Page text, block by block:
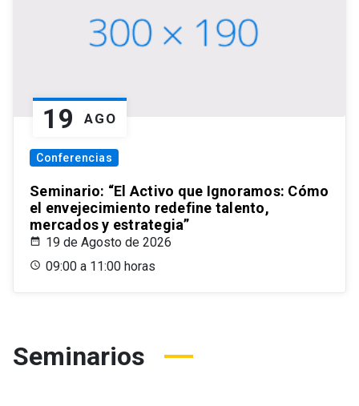
19 AGO
Conferencias
Seminario: “El Activo que Ignoramos: Cómo
el envejecimiento redefine talento,
mercados y estrategia”
19 de Agosto de 2026
09:00 a 11:00 horas
Seminarios